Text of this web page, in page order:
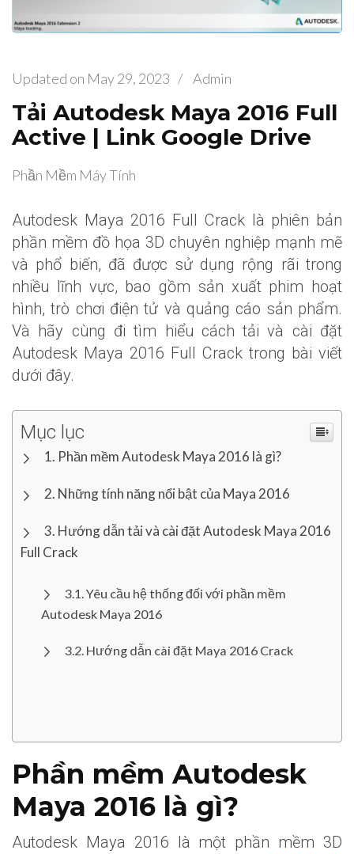
Updated on May 29, 2023 / Admin
Tải Autodesk Maya 2016 Full
Active | Link Google Drive
Phần Mềm Máy Tính
Autodesk Maya 2016 Full Crack là phiên bản
phần mềm đồ họa 3D chuyên nghiệp mạnh mẽ
và phổ biến, đã được sử dụng rộng rãi trong
nhiều lĩnh vực, bao gồm sản xuất phim hoạt
hình, trò chơi điện tử và quảng cáo sản phẩm.
Và hãy cùng đi tìm hiểu cách tải và cài đặt
Autodesk Maya 2016 Full Crack trong bài viết
dưới đây.
Mục lục
Phần mềm Autodesk Maya 2016 là gì?
Những tính năng nổi bật của Maya 2016
Hướng dẫn tải và cài đặt Autodesk Maya 2016
Full Crack
Yêu cầu hệ thống đối với phần mềm
Autodesk Maya 2016
Hướng dẫn cài đặt Maya 2016 Crack
Phần mềm Autodesk
Maya 2016 là gì?
Autodesk Maya 2016 là một phần mềm 3D